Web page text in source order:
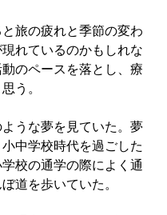
旅の疲れと季節の変わ
れているのかもしれな
のペースを落とし、療
う。
うな夢を見ていた。夢
中学校時代を過ごした
校の通学の際によく通
道を歩いていた。